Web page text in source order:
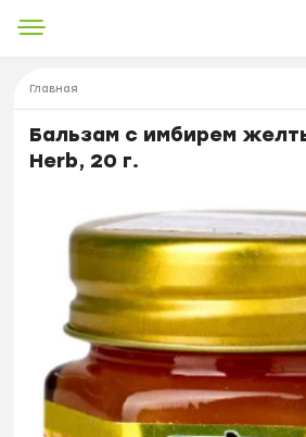
Главная
Бальзам с имбирем
Herb, 20 г.